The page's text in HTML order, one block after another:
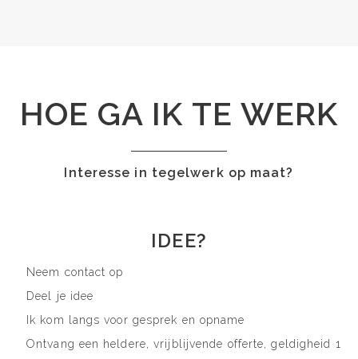
HOE GA IK TE WERK
Interesse in tegelwerk op maat?
IDEE?
Neem contact op
Deel je idee
Ik kom langs voor gesprek en opname
Ontvang een heldere, vrijblijvende offerte, geldigheid 1